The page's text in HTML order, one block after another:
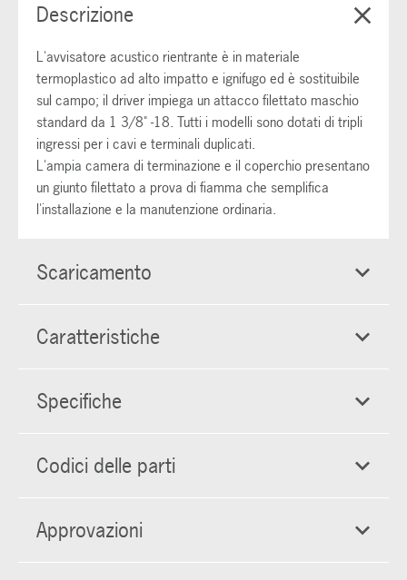
Descrizione
L'avvisatore acustico rientrante è in materiale
termoplastico ad alto impatto e ignifugo ed è sostituibile
sul campo; il driver impiega un attacco filettato maschio
standard da 1 3/8" -18. Tutti i modelli sono dotati di tripli
ingressi per i cavi e terminali duplicati.
L'ampia camera di terminazione e il coperchio presentano
un giunto filettato a prova di fiamma che semplifica
l'installazione e la manutenzione ordinaria.
Scaricamento
Caratteristiche
Specifiche
Codici delle parti
Approvazioni